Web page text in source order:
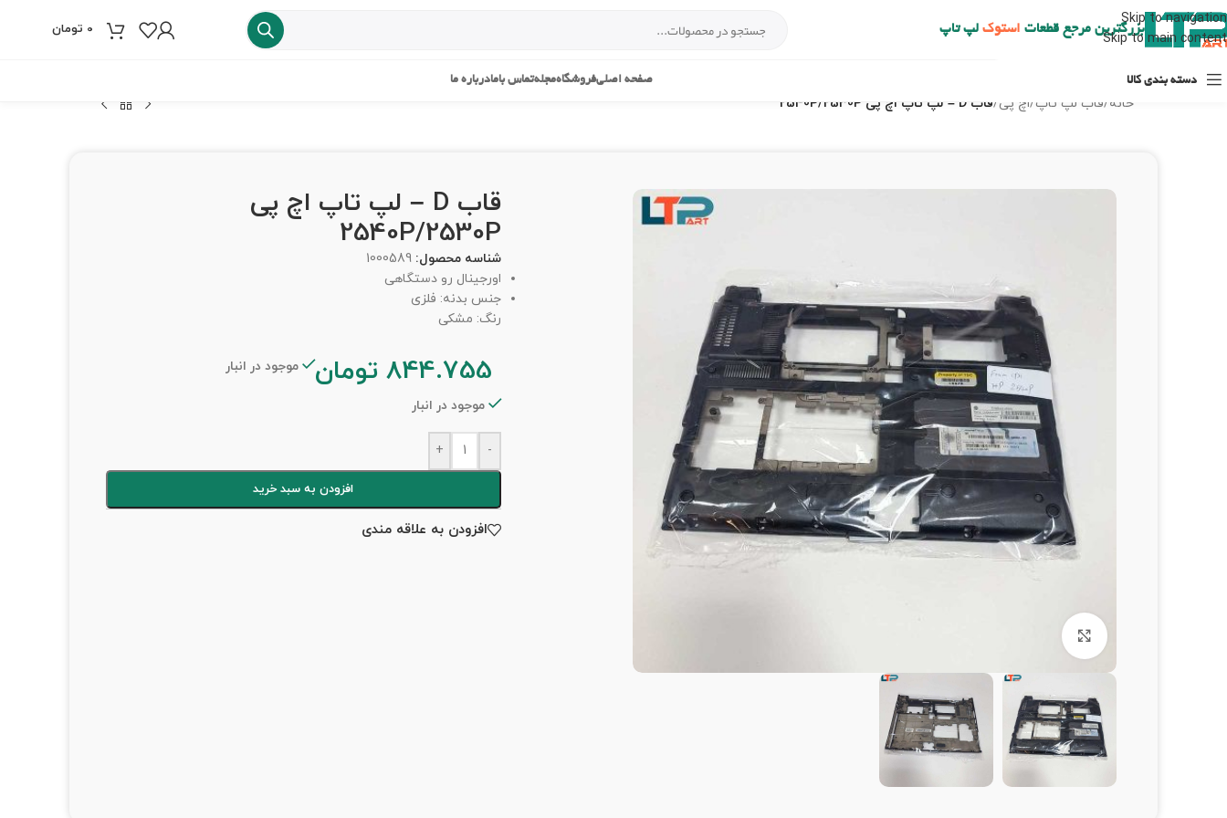
Skip to navigation
Skip to main content
بزرگترین مرجع قطعات استوک لپ تاپ 0 تومان
دسته بندی کالا صفحه اصلیفروشگاهمجلهتماس بامادرباره ما
خانه /قاب لپ تاپ/اچ پی/قاب D – لپ تاپ اچ پی 2540P/2530P
قاب D – لپ تاپ اچ پی
2540P/2530P
شناسه محصول:1000589
اورجینال رو دستگاهی
جنس بدنه: فلزی
رنگ: مشکی
844.755 تومان موجود در انبار
موجود در انبار
-
+
افزودن به سبد خرید
افزودن به علاقه مندی